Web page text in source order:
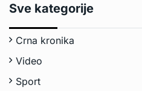
Sve kategorije
Crna kronika
Video
Sport